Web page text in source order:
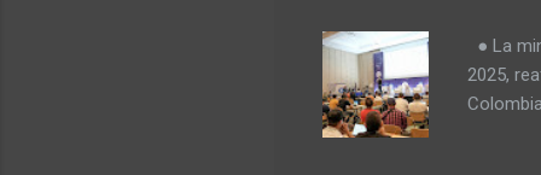
Goes,
● La
2025,
en